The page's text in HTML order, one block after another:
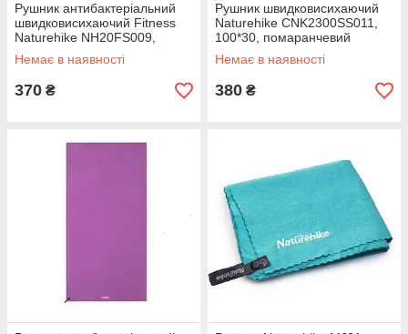
Рушник антибактеріальний
швидковисихаючий Fitness
Naturehike NH20FS009,
100*30, фіолетове
Немає в наявності
370 ₴
Рушник швидковисихаючий
Naturehike CNK2300SS011,
100*30, помаранчевий
Немає в наявності
380 ₴